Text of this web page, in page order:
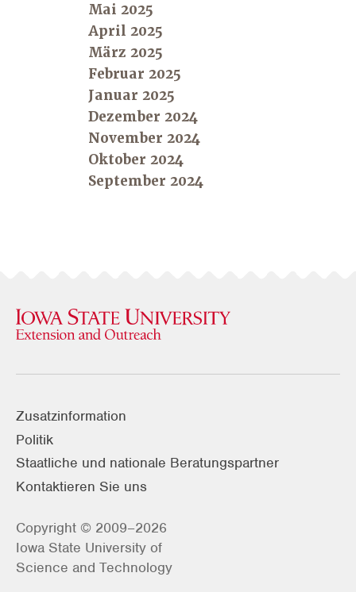
Mai 2025
April 2025
März 2025
Februar 2025
Januar 2025
Dezember 2024
November 2024
Oktober 2024
September 2024
Zusatzinformation
Politik
Staatliche und nationale Beratungspartner
Kontaktieren Sie uns
Copyright © 2009–2026
Iowa State University of
Science and Technology